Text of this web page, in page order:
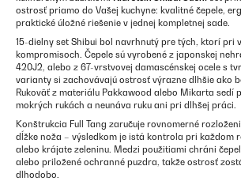
ostrosť priamo do Vašej kuchyne: kvalitné čepele,
praktické úložné riešenie v jednej kompletnej sade.
15-dielny set Shibui bol navrhnutý pre tých, ktorí pri
kompromisoch. Čepele sú vyrobené z japonskej
420J2, alebo z 67-vrstvovej damascénskej ocele s
varianty si zachovávajú ostrosť výrazne dlhšie ako
Rukoväť z materiálu Pakkawood alebo Mikarta sedí
mokrých rukách a neunáva ruku ani pri dlhšej práci.
Konštrukcia Full Tang zaručuje rovnomerné
dĺžke noža – výsledkom je istá kontrola pri každom
alebo krájate zeleninu. Medzi použitiami chráni
alebo priložené ochranné puzdra, takže ostrosť
dlhodobo.